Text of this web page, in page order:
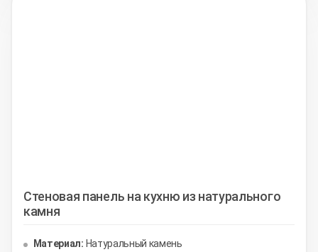
Стеновая панель на кухню из натурального
камня
Материал: Натуральный камень